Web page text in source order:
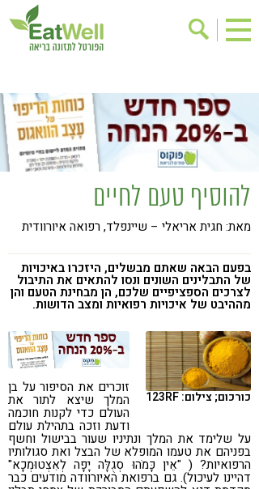
בישול בריא
אינדקס עסקים
ריפוי ומניעת מחלות
בריאות האישה
מתכוני בריאות
אירועים
שינוי תזונתי
גישות בתזונה
דיאטה
ניקוי רעלים
מזונות על
ילדים
תזונה וספורט
רגישות לגלוטן
טעים להכיר
קורונה
להוסיף טעם לחיים
מאת: חגית אריאלי – שיינפלד, רפואה איורוודית
בפעם הבאה שאתם מבשלים, היזכרו באיכויות
של התבלינים השונים ונסו להתאים את התיבול
לצרכים הספציפיים שלכם, הן מבחינת הטעם והן
מההיבט של איכויות רפואיות ומצב הדושות.
כורכום; צילום: 123RF
זוכרים את הסיפור על בן
המלך שיצא לתור את
העולם כדי לקנות חוכמה
ודעת וזכה בתהילת עולם
על שלימד את המלך ונתיניו שעור בבישול וחשף
בפניהם את טעמו המופלא של הבצל ואת סגולותיו
הרפואיות? ( "אֵין כָּמֹהוּ סְגֻלָּה יָפָה לְאִצְטוּמְכָא"
דהיינו לעיכול). גם ברפואת האיורוודה מודעים כבר